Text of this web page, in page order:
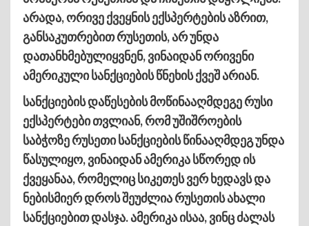
არადა, ორივე ქვეყნის ექსპერტების აზრით,
განსაკუთრებით რუსეთის, არ უნდა
დათანხმებულიყვნენ, ვინაიდან ორივენი
ამერიკული სანქციების წნეხის ქვეშ არიან.
სანქციების დაწესების მოწინააღმდეგე რუსი
ექსპერტები თვლიან, რომ უშიშროების
საბჭოზე რუსეთი სანქციების წინააღმდეგ უნდა
წასულიყო, ვინაიდან ამერიკა სწორედ ის
ქვეყანაა, რომელიც სიკეთეს ვერ ხედავს და
ნებისმიერ დროს შეუძლია რუსეთის ახალი
სანქციებით დასჯა. ამერიკა ისაა, ვინც ძალას